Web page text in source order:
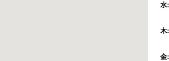
水:
木:
金: